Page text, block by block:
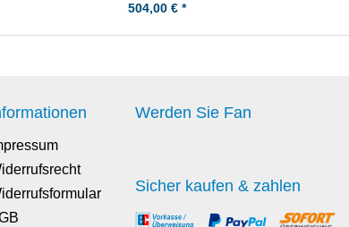
504,00 € *
Werden Sie Fan
Sicher kaufen & zahlen